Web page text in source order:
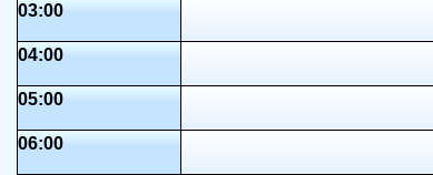
03:00
04:00
05:00
06:00